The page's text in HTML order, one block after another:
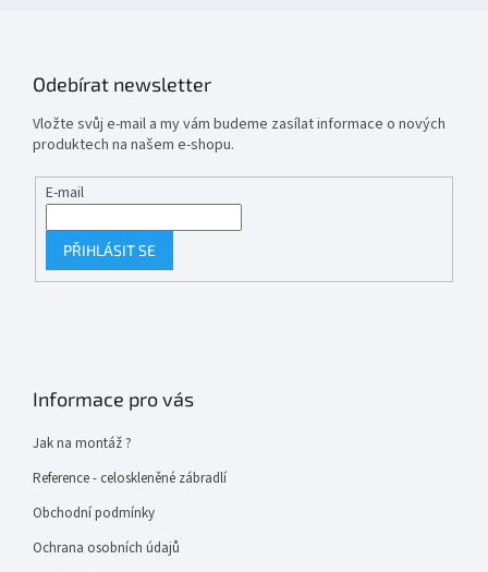
Odebírat newsletter
Vložte svůj e-mail a my vám budeme zasílat informace o nových
produktech na našem e-shopu.
E-mail
PŘIHLÁSIT SE
Informace pro vás
Jak na montáž ?
Reference - celoskleněné zábradlí
Obchodní podmínky
Ochrana osobních údajů